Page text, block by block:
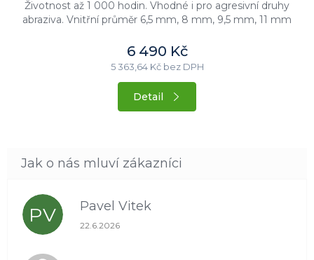
Životnost až 1 000 hodin. Vhodné i pro agresivní druhy
abraziva. Vnitřní průměr 6,5 mm, 8 mm, 9,5 mm, 11 mm
6 490 Kč
5 363,64 Kč bez DPH
Detail
PV Pavel Vitek
Hodnocení obchodu je 5 z 5 hvězdiček.
22.6.2026